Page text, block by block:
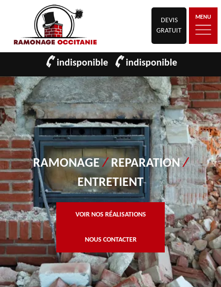
DEVIS
GRATUIT
MENU
indisponible indisponible
RAMONAGE/ REPARATION/
ENTRETIENT
VOIR NOS RÉALISATIONS
NOUS CONTACTER